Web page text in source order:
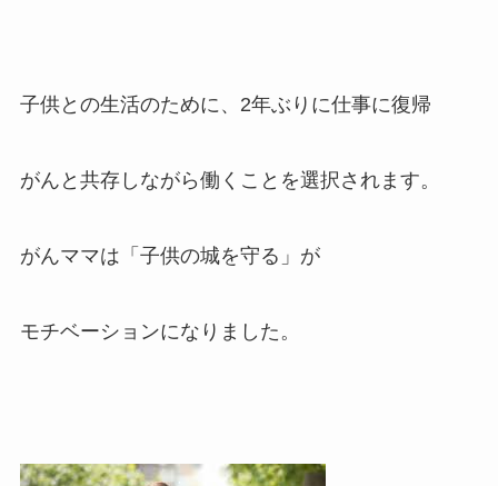
子供との生活のために、2年ぶりに仕事に復帰
がんと共存しながら働くことを選択されます。
がんママは「子供の城を守る」が
モチベーションになりました。